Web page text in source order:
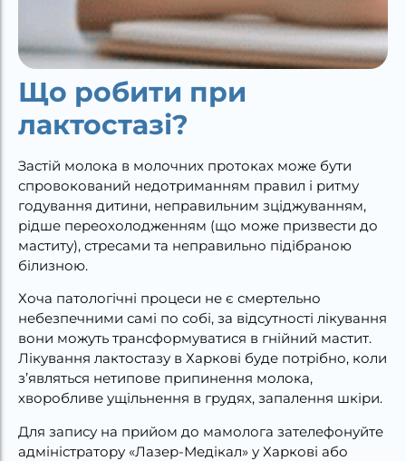
Що робити при
лактостазі?
Застій молока в молочних протоках може бути
спровокований недотриманням правил і ритму
годування дитини, неправильним зціджуванням,
рідше переохолодженням (що може призвести до
маститу), стресами та неправильно підібраною
білизною.
Хоча патологічні процеси не є смертельно
небезпечними самі по собі, за відсутності лікування
вони можуть трансформуватися в гнійний мастит.
Лікування лактостазу в Харкові буде потрібно, коли
з’являться нетипове припинення молока,
хворобливе ущільнення в грудях, запалення шкіри.
Для запису на прийом до мамолога зателефонуйте
адміністратору «Лазер-Медікал» у Харкові або